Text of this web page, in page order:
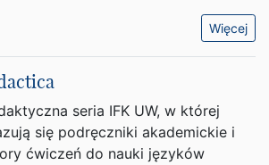
Więcej
seria IFK UW, w której
się podręczniki akademickie i
ćwiczeń do nauki języków